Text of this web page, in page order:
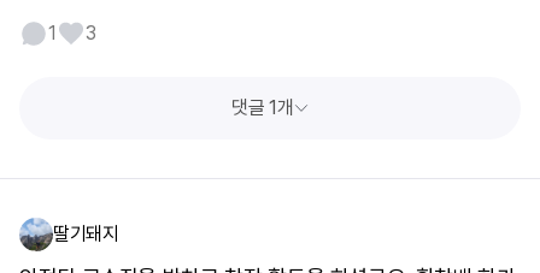
1 3
댓글 1개
딸기돼지